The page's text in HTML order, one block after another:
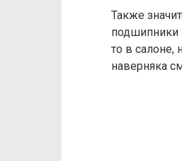
Также
подшипники
то в салоне,
наверняка